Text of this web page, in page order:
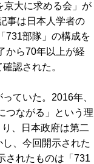
京大に求める会」が
事は日本人学者の
731部隊」の構成を
から70年以上が経
認された。
ていた。2016年、
つながる」という理
、日本政府は第二
、今回開示された
されたものは「731